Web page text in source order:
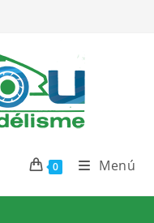
0 Menú